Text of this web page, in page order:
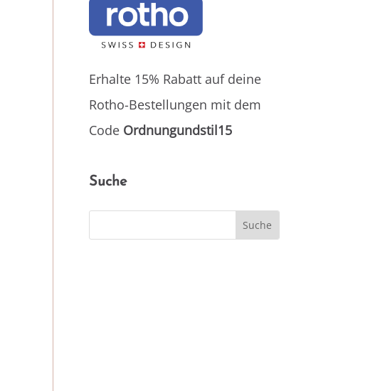
Erhalte 15% Rabatt auf deine
Rotho-Bestellungen mit dem
Code Ordnungundstil15
Suche